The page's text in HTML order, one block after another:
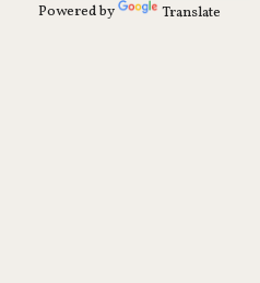
Powered by Translate